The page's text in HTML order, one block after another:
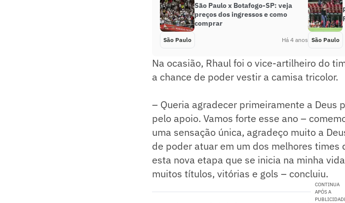
São Paulo x Botafogo-SP: veja
preços dos ingressos e como
comprar
São Paulo Há 4 anos São Paulo
Na ocasião, Rhaul foi o vice-artilheiro do
a chance de poder vestir a camisa tricolor.
– Queria agradecer primeiramente a Deus
pelo apoio. Vamos forte esse ano –
uma sensação única, agradeço muito a
de poder atuar em um dos melhores
esta nova etapa que se inicia na minha
muitos títulos, vitórias e gols – concluiu.
CONTINUA
APÓS A